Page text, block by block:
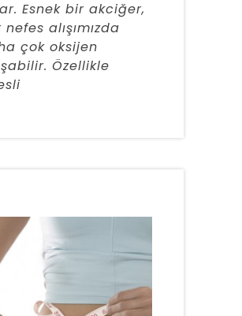
Esnek bir akciğer,
alışımızda
çok oksijen
Özellikle